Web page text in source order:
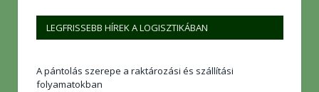
LEGFRISSEBB HÍREK A LOGISZTIKÁBAN
A pántolás szerepe a raktározási és szállítási
folyamatokban